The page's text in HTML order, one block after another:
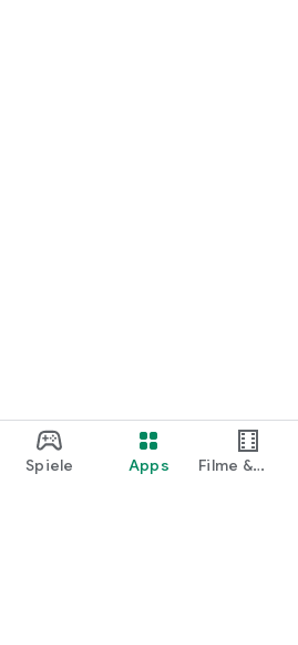
Spiele Apps
Filme &